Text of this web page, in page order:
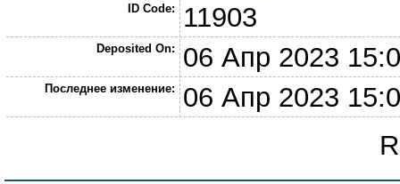
ID Code: 11903
Deposited On: 06 Апр 2023
Последнее изменение:
06 Апр 2023